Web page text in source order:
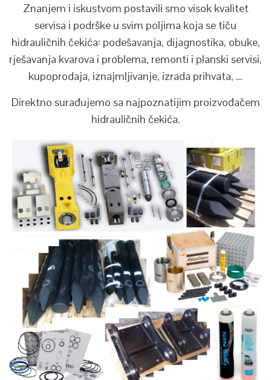
Znanjem i iskustvom postavili smo visok kvalitet
servisa i podrške u svim poljima koja se tiču
hidrauličnih čekića: podešavanja, dijagnostika, obuke,
rješavanja kvarova i problema, remonti i planski servisi,
kupoprodaja, iznajmljivanje, izrada prihvata, …
Direktno surađujemo sa najpoznatijim proizvođačem
hidrauličnih čekića.